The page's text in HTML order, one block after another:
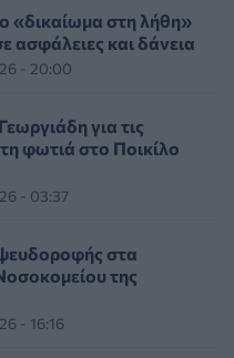
και οι κίνδυνοι
και ασφαλές σεξ το
και RSV με μόλις
ιό
«δικαίωμα στη λήθη»
ασφάλειες και δάνεια
- 20:00
για τις
φωτιά στο Ποικίλο
- 03:37
στα
της
- 16:16